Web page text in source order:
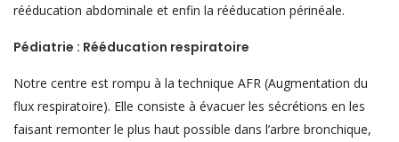
rééducation abdominale et enfin la rééducation périnéale.
Pédiatrie : Rééducation respiratoire
Notre centre est rompu à la technique AFR (Augmentation du
flux respiratoire). Elle consiste à évacuer les sécrétions en les
faisant remonter le plus haut possible dans l’arbre bronchique,